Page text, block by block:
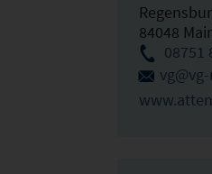
84048
08751